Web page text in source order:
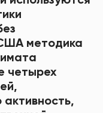
методика
четырех